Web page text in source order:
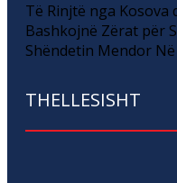
Të Rinjtë nga Kosova
Bashkojnë Zërat për
Shëndetin Mendor Në
THELLESISHT